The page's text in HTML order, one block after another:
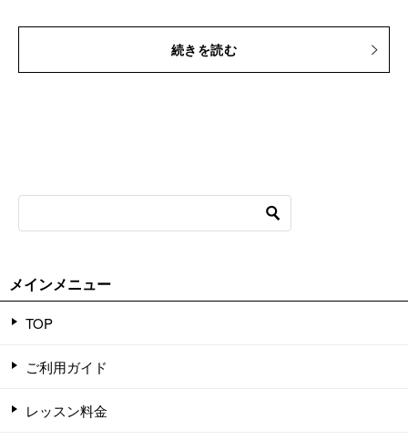
続きを読む
メインメニュー
TOP
ご利用ガイド
レッスン料金